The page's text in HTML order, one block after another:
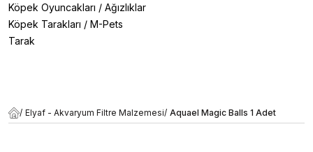
Köpek Oyuncakları / Ağızlıklar
Köpek Tarakları / M-Pets
Tarak
/ Elyaf - Akvaryum Filtre Malzemesi/ Aquael Magic Balls 1 Adet